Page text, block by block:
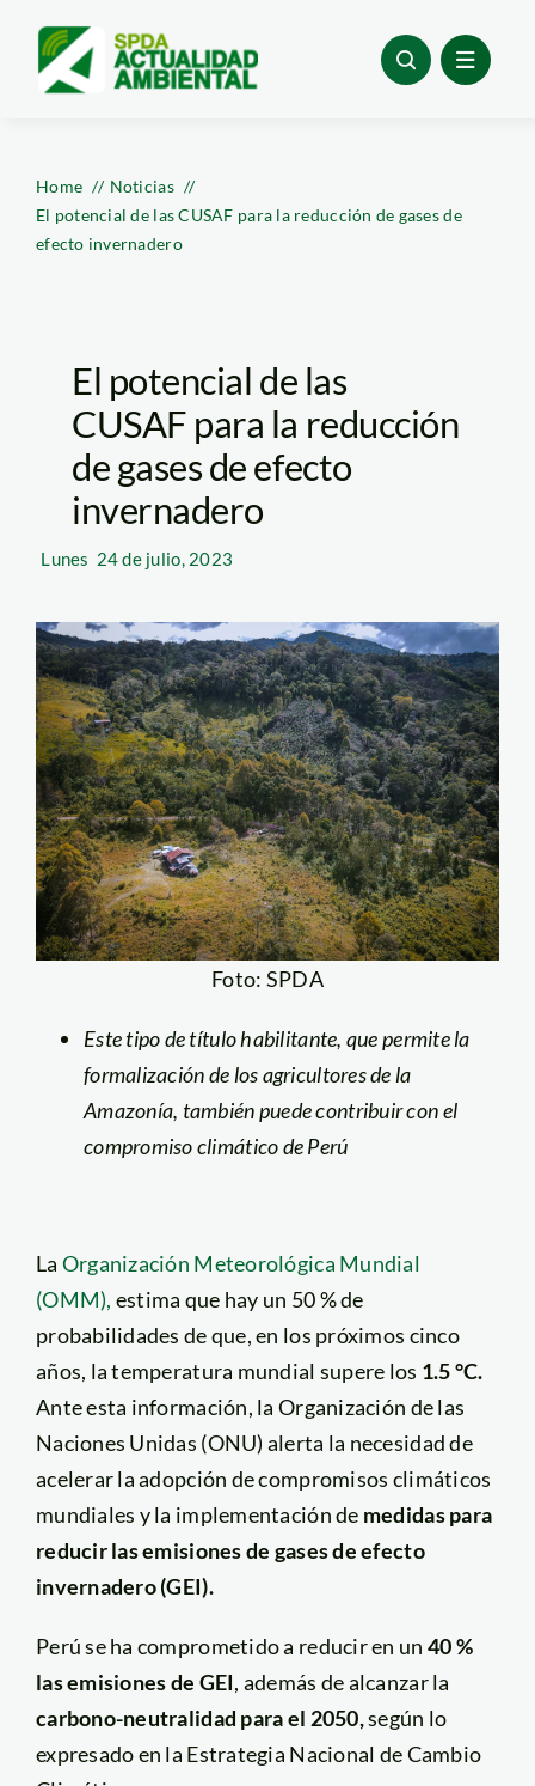
content
Home
Noticias
El potencial de las CUSAF para la reducción de gases de
efecto invernadero
El potencial de las
CUSAF para la reducción
de gases de efecto
invernadero
Lunes 24 de julio, 2023
Foto: SPDA
Este tipo de título habilitante, que permite la
formalización de los agricultores de la
Amazonía, también puede contribuir con el
compromiso climático de Perú
La Organización Meteorológica Mundial
(OMM), estima que hay un 50 % de
probabilidades de que, en los próximos cinco
años, la temperatura mundial supere los 1.5 °C.
Ante esta información, la Organización de las
Naciones Unidas (ONU) alerta la necesidad de
acelerar la adopción de compromisos climáticos
mundiales y la implementación de medidas para
reducir las emisiones de gases de efecto
invernadero (GEI).
Perú se ha comprometido a reducir en un 40 %
las emisiones de GEI, además de alcanzar la
carbono-neutralidad para el 2050,según lo
expresado en la Estrategia Nacional de Cambio